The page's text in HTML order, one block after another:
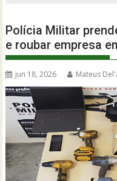
Polícia Militar
e roubar empresa
jun 18, 2026 Mateus